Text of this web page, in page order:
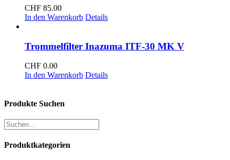
CHF 85.00
In den Warenkorb Details
Trommelfilter Inazuma ITF-30 MK V
CHF 0.00
In den Warenkorb Details
Produkte Suchen
Produktkategorien